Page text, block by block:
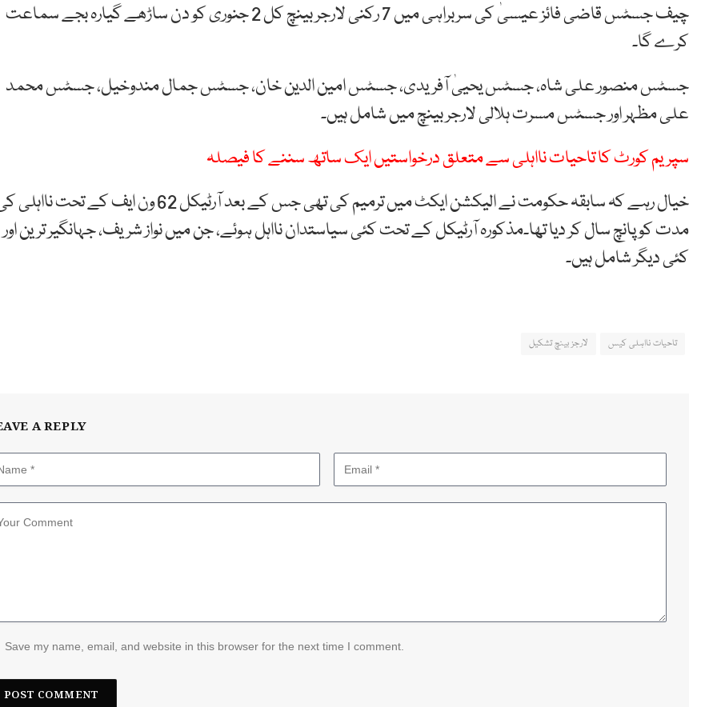
چیف جسٹس قاضی فائز عیسیٰ کی سربراہی میں 7 رکنی لارجر بینچ کل 2 جنوری کو دن ساڑھے گیارہ بجے سماعت
کرے گا۔
جسٹس منصور علی شاہ، جسٹس یحییٰ آفریدی، جسٹس امین الدین خان، جسٹس جمال مندوخیل، جسٹس محمد
علی مظہر اور جسٹس مسرت ہلالی لارجر بینچ میں شامل ہیں۔
سپریم کورٹ کا تاحیات نااہلی سے متعلق درخواستیں ایک ساتھ سننے کا فیصلہ
خیال رہے کہ سابقہ حکومت نے الیکشن ایکٹ میں ترمیم کی تھی جس کے بعد آرٹیکل 62 ون ایف کے تحت
مدت کو پانچ سال کر دیا تھا۔مذکورہ آرٹیکل کے تحت کئی سیاستدان نااہل ہوئے، جن میں نواز شریف، جہانگیر ترین اور
کئی دیگر شامل ہیں۔
تاحیات نااہلی کیس لارجز بینچ تشکیل
A REPLY
Save my name, email, and website in this browser for the next time I comment.